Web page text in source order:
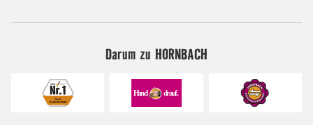
Darum zu HORNBACH